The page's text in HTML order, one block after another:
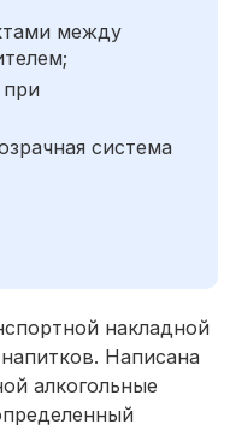
между
система
накладной
Написана
алкогольные